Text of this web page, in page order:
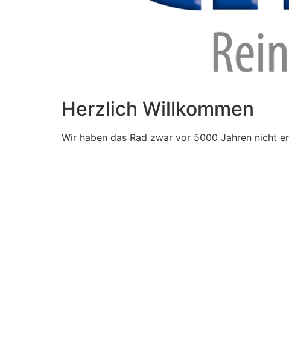
Herzlich Willkommen
Wir haben das Rad zwar vor 5000 Jahren nicht